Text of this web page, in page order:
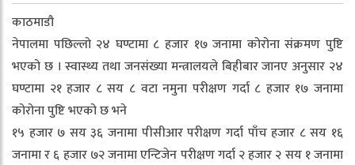
काठमाडौ
नेपालमा पछिल्लो २४ घण्टामा ८ हजार १७ जनामा कोरोना संक्रमण पुष्टि
भएको छ । स्वास्थ्य तथा जनसंख्या मन्त्रालयले बिहीबार जानए अनुसार २४
घण्टामा २१ हजार ८ सय ८ वटा नमुना परीक्षण गर्दा ८ हजार १७ जनामा
कोरोना पुष्टि भएको छ भने
१५ हजार ७ सय ३६ जनामा पीसीआर परीक्षण गर्दा पाँच हजार ८ सय १६
जनामा र ६ हजार ७२ जनामा एन्टिजेन परीक्षण गर्दा २ हजार २ सय १ जनामा